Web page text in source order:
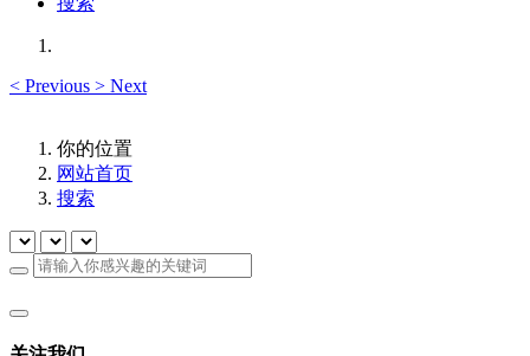
< Previous > Next
你的位置
网站首页
搜索